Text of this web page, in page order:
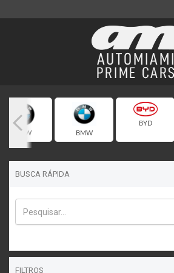
BMW BMW
BYD
BUSCA RÁPIDA
FILTROS